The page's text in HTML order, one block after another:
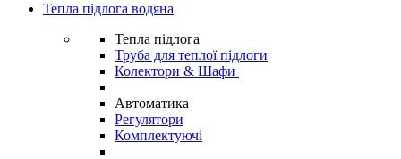
Тепла підлога водяна
Тепла підлога
Труба для теплої підлоги
Колектори & Шафи
Автоматика
Регулятори
Комплектуючі